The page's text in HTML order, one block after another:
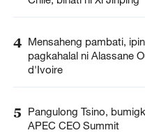
4 Mensaheng pambati,
pagkahalal ni Alassane
d'Ivoire
5
Pangulong Tsino,
APEC CEO Summit